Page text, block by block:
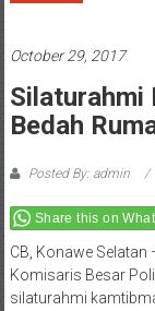
October 29, 2017
Silaturahmi
Bedah
Posted By: admin
Share this on
CB, Konawe
Komisaris Besar
silaturahmi